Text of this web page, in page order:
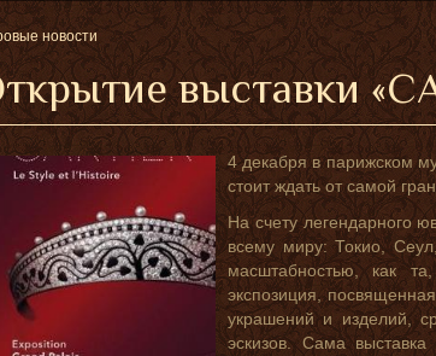
новости
выставки
4 декабря в парижском
стоит ждать от самой
На счету легендарного
всему миру: Токио,
масштабностью, как
экспозиция,
украшений и изделий,
эскизов. Сама